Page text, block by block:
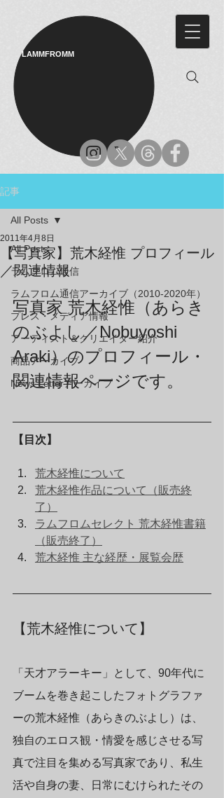
LAMMFROMM​
記事
All Posts
ラムフロム通信
ラムフロム通信アーカイブ（2010-2020年）
プレス・メディア情報
アーティスト＆クリエイター紹介
商品アーカイブ
News Letterアーカイブ
All Posts
【写真家】荒木経惟 プロフィール
／関連情報
2011年4月8日
写真家 荒木経惟（あらき
のぶよし／Nobuyoshi
Araki）のプロフィール・
関連情報ページです。
【目次】
荒木経惟について
荒木経惟作品について（販売終
了）
ラムフロムセレクト 荒木経惟書籍
（販売終了）
荒木経惟 主な経歴・展覧会歴
【荒木経惟について】
「天才アラーキー」として、90年代に
ブームを巻き起こしたフォトグラファ
ーの荒木経惟（あらきのぶよし）は、
独自のエロス観・情愛を感じさせる写
真で注目を集める写真家であり、私生
活や自身の妻、日常にむけられたその